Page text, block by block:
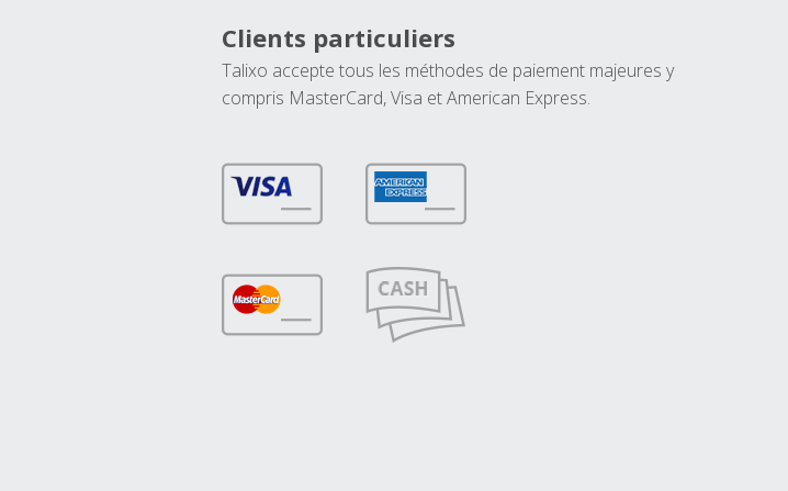
Clients particuliers
Talixo accepte tous les méthodes de paiement majeures y
compris MasterCard, Visa et American Express.